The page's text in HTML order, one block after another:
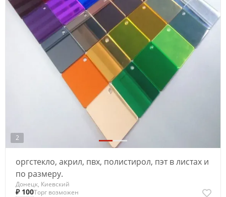
2
оргстекло, акрил, пвх, полистирол, пэт в листах и
по размеру.
Донецк, Киевский
₽ 100Торг возможен